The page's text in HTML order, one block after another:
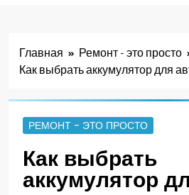
Главная
Ремонт - это просто
Как выбрать аккумулятор для
РЕМОНТ - ЭТО ПРОСТО
Как выбрать
аккумулятор